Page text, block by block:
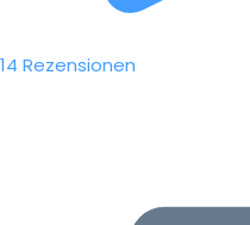
14 Rezensionen